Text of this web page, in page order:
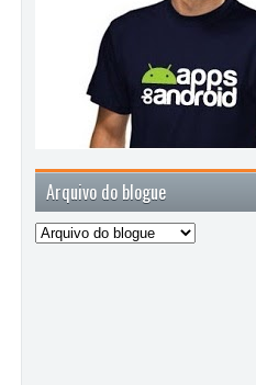
Arquivo do blogue